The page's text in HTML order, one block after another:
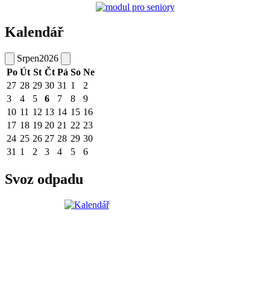
Kalendář
Srpen2026
Po Út St Čt Pá So Ne
27 28 29 30 31 1
2
3
4 5 6 7 8
9
10 11 12 13 14 15 16
17 18 19 20 21 22 23
24 25 26 27 28 29 30
31 1 2 3 4 5 6
Svoz odpadu